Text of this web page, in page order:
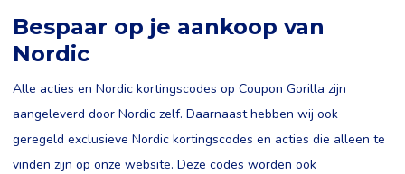
Bespaar op je aankoop van
Nordic
Alle acties en Nordic kortingscodes op Coupon Gorilla zijn
aangeleverd door Nordic zelf. Daarnaast hebben wij ook
geregeld exclusieve Nordic kortingscodes en acties die alleen te
vinden zijn op onze website. Deze codes worden ook